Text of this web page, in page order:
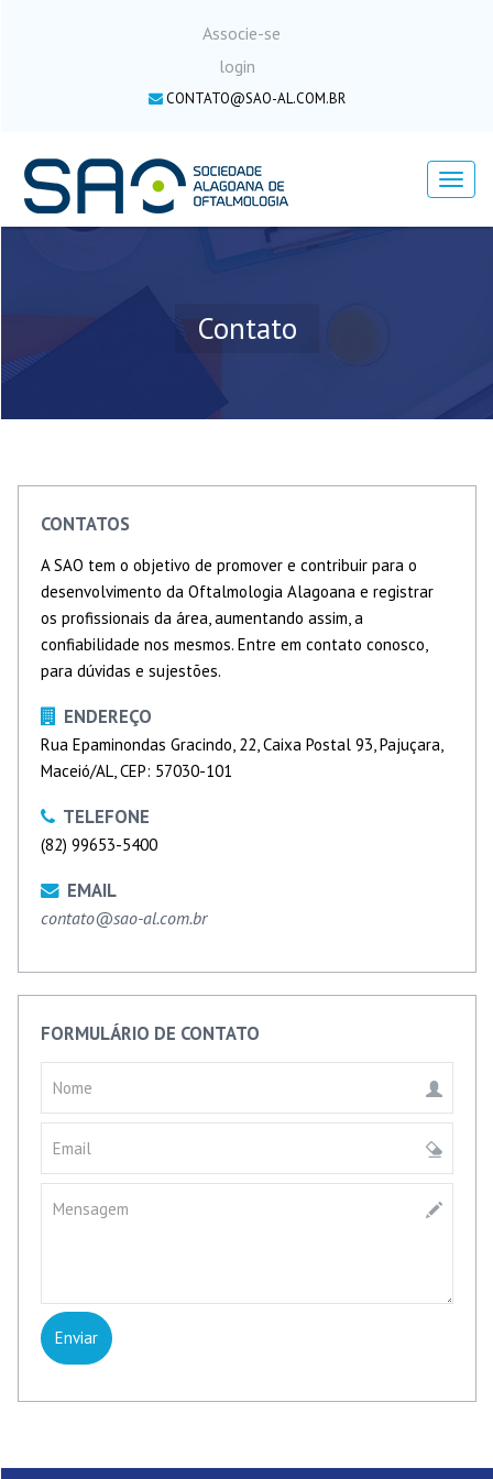
Associe-se
login
CONTATO@SAO-AL.COM.BR
Menu
Contato
CONTATOS
A SAO tem o objetivo de promover e contribuir para o
desenvolvimento da Oftalmologia Alagoana e registrar
os profissionais da área, aumentando assim, a
confiabilidade nos mesmos. Entre em contato conosco,
para dúvidas e sujestões.
ENDEREÇO
Rua Epaminondas Gracindo, 22, Caixa Postal 93, Pajuçara,
Maceió/AL, CEP: 57030-101
TELEFONE
(82) 99653-5400
EMAIL
contato@sao-al.com.br
FORMULÁRIO DE CONTATO